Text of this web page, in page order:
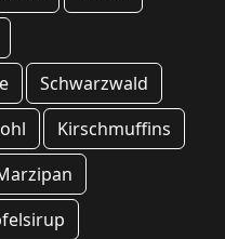
Schwarzwald
Kirschmuffins